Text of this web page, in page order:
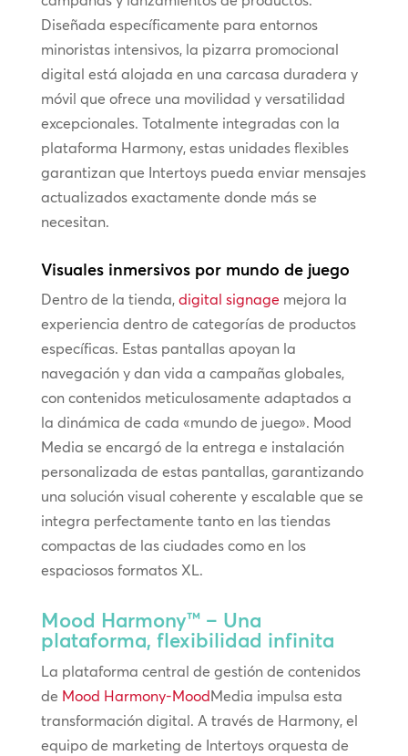
Diseñada específicamente para entornos
minoristas intensivos, la pizarra promocional
digital está alojada en una carcasa duradera y
móvil que ofrece una movilidad y versatilidad
excepcionales. Totalmente integradas con la
plataforma Harmony, estas unidades flexibles
garantizan que Intertoys pueda enviar mensajes
actualizados exactamente donde más se
necesitan.
Visuales inmersivos por mundo de juego
Dentro de la tienda, digital signage mejora la
experiencia dentro de categorías de productos
específicas. Estas pantallas apoyan la
navegación y dan vida a campañas globales,
con contenidos meticulosamente adaptados a
la dinámica de cada «mundo de juego». Mood
Media se encargó de la entrega e instalación
personalizada de estas pantallas, garantizando
una solución visual coherente y escalable que se
integra perfectamente tanto en las tiendas
compactas de las ciudades como en los
espaciosos formatos XL.
Mood Harmony™ – Una
plataforma, flexibilidad infinita
La plataforma central de gestión de contenidos
de Mood Harmony-MoodMedia impulsa esta
transformación digital. A través de Harmony, el
equipo de marketing de Intertoys orquesta de